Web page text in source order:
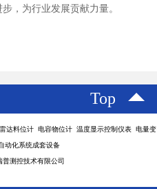
，为行业发展贡献力量。
Top
达料位计 电容物位计 温度显示控制仪表 电量变
动化系统成套设备
测控技术有限公司